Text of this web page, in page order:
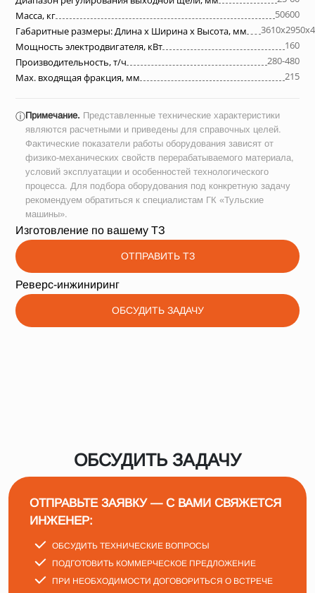
Масса, кг
50600
Габаритные размеры: Длина х Ширина х Высота, мм
Мощность электродвигателя, кВт
160
Производительность, т/ч
280-480
Max. входящая фракция, мм
215
ⓘПримечание. Представленные технические характеристики
являются расчетными и приведены для справочных целей.
Фактические показатели работы оборудования зависят от
физико-механических свойств перерабатываемого материала,
условий эксплуатации и особенностей технологического
процесса. Для подбора оборудования под конкретную задачу
рекомендуем обратиться к специалистам ГК «Тульские
машины».
Изготовление по вашему ТЗ
ОТПРАВИТЬ ТЗ
Реверс-инжиниринг
ОБСУДИТЬ ЗАДАЧУ
ОБСУДИТЬ ЗАДАЧУ
ОТПРАВЬТЕ ЗАЯВКУ — С ВАМИ СВЯЖЕТСЯ
ИНЖЕНЕР:
ОБСУДИТЬ ТЕХНИЧЕСКИЕ ВОПРОСЫ
ПОДГОТОВИТЬ КОММЕРЧЕСКОЕ ПРЕДЛОЖЕНИЕ
ПРИ НЕОБХОДИМОСТИ ДОГОВОРИТЬСЯ О ВСТРЕЧЕ